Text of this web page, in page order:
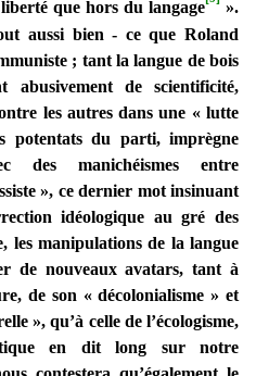
que hors du langage
».
aussi bien - ce que Roland
; tant la langue de bois
abusivement de scientificité,
les autres dans une « lutte
potentats du parti, imprègne
des manichéismes entre
», ce dernier mot insinuant
idéologique au gré des
les manipulations de la langue
de nouveaux avatars, tant à
de son « décolonialisme » et
», qu’à celle de l’écologisme,
en dit long sur notre